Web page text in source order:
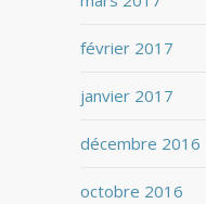
février 2017
janvier 2017
décembre 2016
octobre 2016